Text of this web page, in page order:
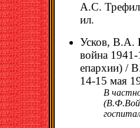
А.С.
ил.
Усков, В.А.
война
епархии) /
14-15 мая
В